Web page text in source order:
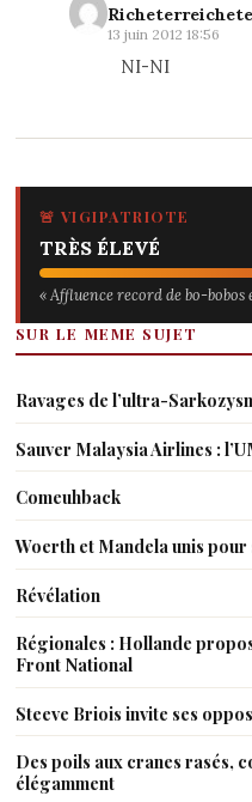
13 juin 2012 18:56
NI-NI
🚨 VIGIPATRIOTE
TRÈS ÉLEVÉ
« Affluence record de bo-bobos
SUR LE MEME SUJET
Ravages de l’ultra-
Sauver Malaysia Airlines :
Comeuhback
Woerth et Mandela unis pour
Révélation
Régionales : Hollande
Front National
Steeve Briois invite ses
Des poils aux cranes rasés,
élégamment